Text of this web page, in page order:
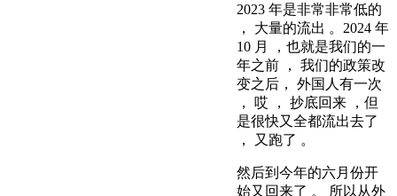
2023 年是非常非常低的
， 大量的流出 。2024 年
10 月 ，也就是我们的一
年之前 ， 我们的政策改
变之后， 外国人有一次
， 哎 ， 抄底回来 ，但
是很快又全都流出去了
， 又跑了 。
然后到今年的六月份开
始又回来了 。 所以从外